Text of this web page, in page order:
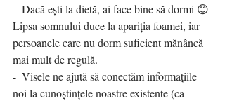
-  Dacă ești la dietă, ai face bine să dormi 😊
Lipsa somnului duce la apariția foamei, iar
persoanele care nu dorm suficient mănâncă
mai mult de regulă.
-  Visele ne ajută să conectăm informațiile
noi la cunoștințele noastre existente (ca